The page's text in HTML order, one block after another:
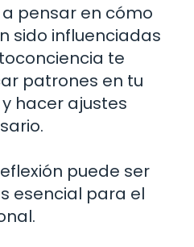
pensar en cómo
sido influenciadas
te
patrones en tu
hacer ajustes
puede ser
esencial para el